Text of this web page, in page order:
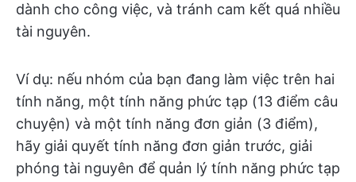
dành cho công việc, và tránh cam kết quá nhiều
tài nguyên.
Ví dụ: nếu nhóm của bạn đang làm việc trên hai
tính năng, một tính năng phức tạp (13 điểm câu
chuyện) và một tính năng đơn giản (3 điểm),
hãy giải quyết tính năng đơn giản trước, giải
phóng tài nguyên để quản lý tính năng phức tạp